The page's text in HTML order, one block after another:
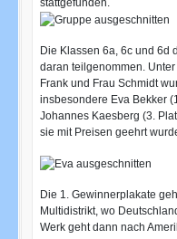
stattgefunden.
Die Klassen 6a, 6c und 6d
daran teilgenommen.
Frank und Frau Schmidt
insbesondere Eva Bekker
Johannes Kaesberg (3.
sie mit Preisen geehrt
Die 1. Gewinnerplakate
Multidistrikt, wo
Werk geht dann nach